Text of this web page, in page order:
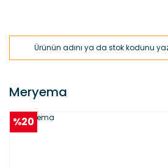
Meryema
%20